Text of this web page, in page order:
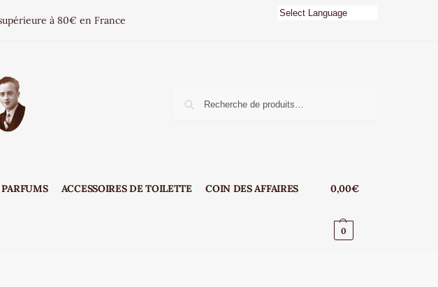
à 80€ en France
ACCESSOIRES DE TOILETTE COIN DES AFFAIRES 0,00€
0